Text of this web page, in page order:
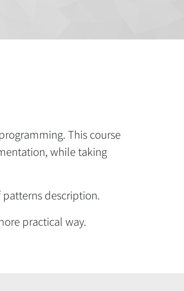
This course
while taking
patterns description.
practical way.